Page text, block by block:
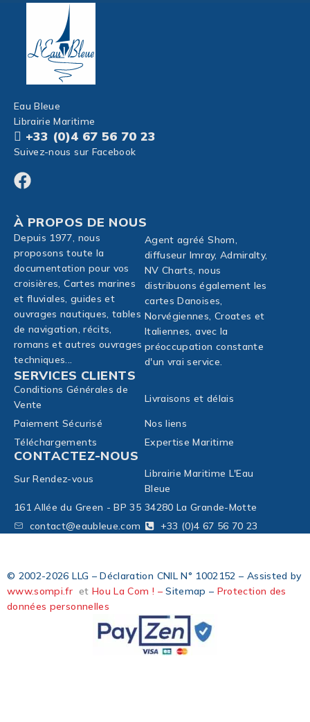
Eau Bleue
Librairie Maritime
+33 (0)4 67 56 70 23
Suivez-nous sur Facebook
À PROPOS DE NOUS
Depuis 1977, nous
proposons toute la
documentation pour vos
croisières, Cartes marines
et fluviales, guides et
ouvrages nautiques, tables
de navigation, récits,
romans et autres ouvrages
techniques...
Agent agréé Shom,
diffuseur Imray, Admiralty,
NV Charts, nous
distribuons également les
cartes Danoises,
Norvégiennes, Croates et
Italiennes, avec la
préoccupation constante
d'un vrai service.
SERVICES CLIENTS
Conditions Générales de
Vente
Livraisons et délais
Paiement Sécurisé
Nos liens
Téléchargements
Expertise Maritime
CONTACTEZ-NOUS
Sur Rendez-vous
Librairie Maritime L'Eau
Bleue
161 Allée du Green - BP 35 34280 La Grande-Motte
contact@eaubleue.com
+33 (0)4 67 56 70 23
© 2002-2026 LLG – Déclaration CNIL N° 1002152 – Assisted by
www.sompi.fr et Hou La Com ! –Sitemap – Protection des
données personnelles